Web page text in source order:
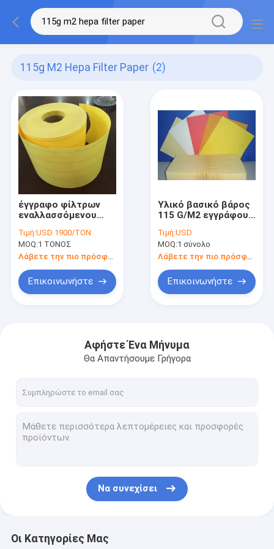
115g M2 Hepa Filter Paper (2)
έγγραφο φίλτρων
εναλλασσόμενου
0.6mm LM1522C101
250kpa
Τιμή:USD 1900/TON
MOQ:1 ΤΟΝΟΣ
Λάβετε την πιο πρόσφατη τιμή
Επικοινωνήστε
Υλικό βασικό βάρος
115 G/M2 εγγράφου
αυτοκινήτων
Τιμή:USD
MOQ:1 σύνολο
Επικοινωνήστε
Αφήστε Ένα Μήνυμα
Θα Απαντήσουμε Γρήγορα
Να συνεχίσει
Οι Κατηγορίες Μας